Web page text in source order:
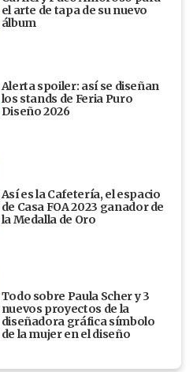
el arte de tapa de su nuevo
álbum
Alerta spoiler: así se diseñan
los stands de Feria Puro
Diseño 2026
Así es la Cafetería, el espacio
de Casa FOA 2023 ganador de
la Medalla de Oro
Todo sobre Paula Scher y 3
nuevos proyectos de la
diseñadora gráfica símbolo
de la mujer en el diseño